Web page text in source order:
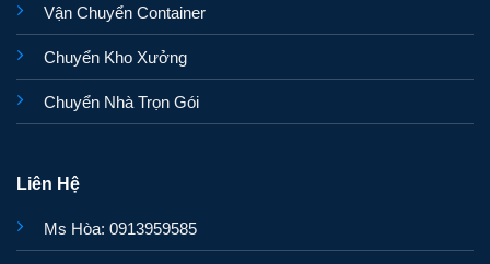
Vận Chuyển Container
Chuyển Kho Xưởng
Chuyển Nhà Trọn Gói
Liên Hệ
Ms Hòa: 0913959585